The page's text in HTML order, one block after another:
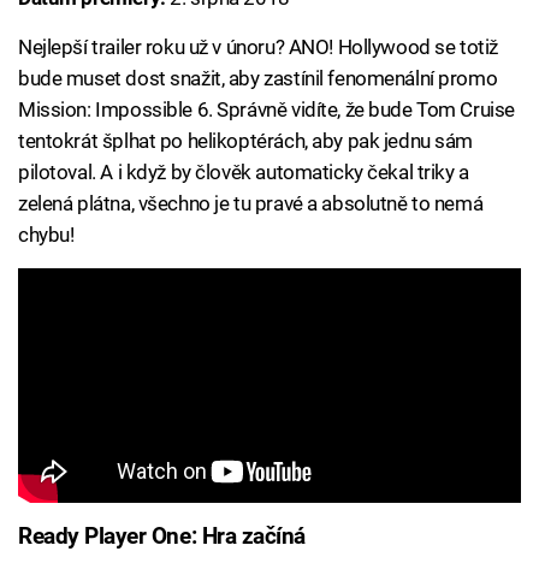
Nejlepší trailer roku už v únoru? ANO! Hollywood se totiž
bude muset dost snažit, aby zastínil fenomenální promo
Mission: Impossible 6. Správně vidíte, že bude Tom Cruise
tentokrát šplhat po helikoptérách, aby pak jednu sám
pilotoval. A i když by člověk automaticky čekal triky a
zelená plátna, všechno je tu pravé a absolutně to nemá
chybu!
Ready Player One: Hra začíná